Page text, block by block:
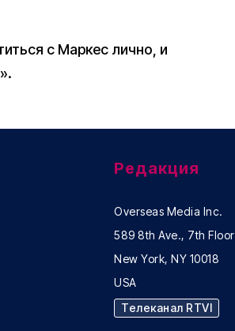
с Маркес лично, и
Редакция
Overseas Media Inc.
589 8th Ave., 7th Floor
New York, NY 10018
USA
Телеканал RTVI